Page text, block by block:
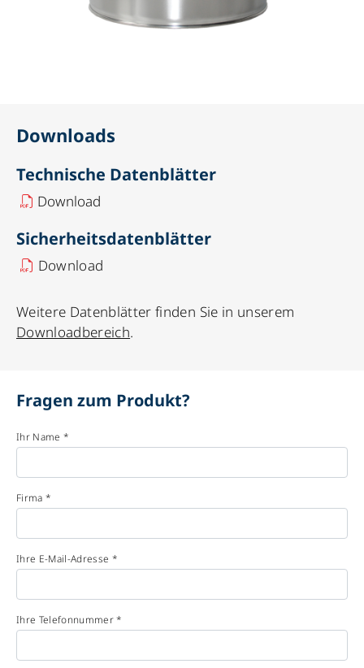
Downloads
Technische Datenblätter
Download
Sicherheitsdatenblätter
Download
Weitere Datenblätter finden Sie in unserem
Downloadbereich.
Fragen zum Produkt?
Ihr Name *
Firma *
Ihre E-Mail-Adresse *
Ihre Telefonnummer *